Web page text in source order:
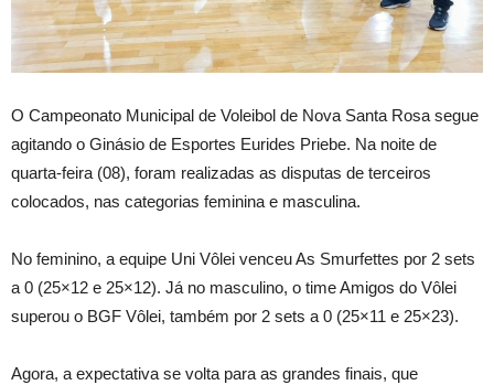
O Campeonato Municipal de Voleibol de Nova Santa Rosa segue
agitando o Ginásio de Esportes Eurides Priebe. Na noite de
quarta-feira (08), foram realizadas as disputas de terceiros
colocados, nas categorias feminina e masculina.
No feminino, a equipe Uni Vôlei venceu As Smurfettes por 2 sets
a 0 (25×12 e 25×12). Já no masculino, o time Amigos do Vôlei
superou o BGF Vôlei, também por 2 sets a 0 (25×11 e 25×23).
Agora, a expectativa se volta para as grandes finais, que